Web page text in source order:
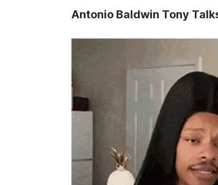
Antonio Baldwin Tony